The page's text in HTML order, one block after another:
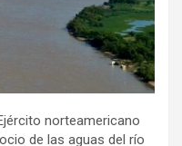
nor­tea­me­ri­cano
de las aguas del río